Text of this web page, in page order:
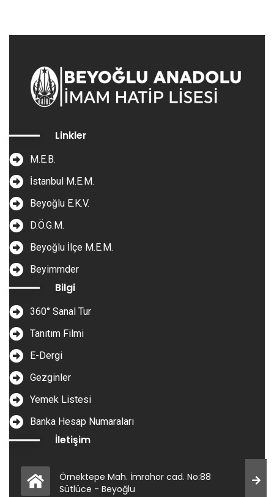
Linkler
M.E.B.
İstanbul M.E.M.
Beyoğlu E.K.V.
D.Ö.G.M.
Beyoğlu İlçe M.E.M.
Beyimmder
Bilgi
360° Sanal Tur
Tanıtım Filmi
E-Dergi
Gezginler
Yemek Listesi
Banka Hesap Numaraları
İletişim
Örnektepe Mah. İmrahor cad. No:88
Sütlüce - Beyoğlu